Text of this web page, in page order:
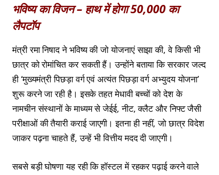
भविष्य का विजन – हाथ में होगा 50,000 का
लैपटॉप
मंत्री रमा निषाद ने भविष्य की जो योजनाएं साझा की, वे किसी भी
छात्र को रोमांचित कर सकती हैं। उन्होंने बताया कि सरकार जल्द
ही ‘मुख्यमंत्री पिछड़ा वर्ग एवं अत्यंत पिछड़ा वर्ग अभ्युदय योजना’
शुरू करने जा रही है। इसके तहत मेधावी बच्चों को देश के
नामचीन संस्थानों के माध्यम से जेईई, नीट, क्लैट और निफ्ट जैसी
परीक्षाओं की तैयारी कराई जाएगी। इतना ही नहीं, जो छात्र विदेश
जाकर पढ़ना चाहते हैं, उन्हें भी वित्तीय मदद दी जाएगी।
सबसे बड़ी घोषणा यह रही कि हॉस्टल में रहकर पढ़ाई करने वाले